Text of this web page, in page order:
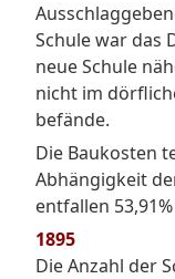
Schule war das
neue Schule
nicht im
befände.
Die Baukosten
Abhängigkeit
entfallen
1895
Die Anzahl der